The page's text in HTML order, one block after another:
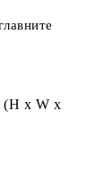
(H x W x